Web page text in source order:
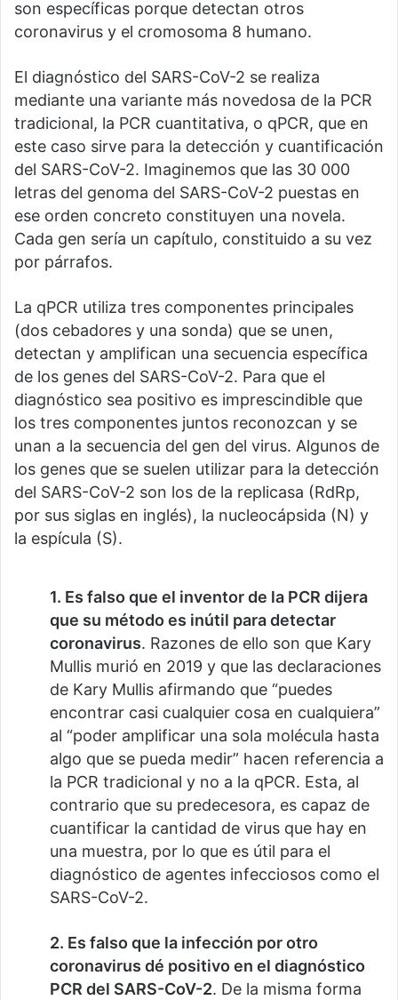
son específicas porque detectan otros
coronavirus y el cromosoma 8 humano.
El diagnóstico del SARS-CoV-2 se realiza
mediante una variante más novedosa de la PCR
tradicional, la PCR cuantitativa, o qPCR, que en
este caso sirve para la detección y cuantificación
del SARS-CoV-2. Imaginemos que las 30 000
letras del genoma del SARS-CoV-2 puestas en
ese orden concreto constituyen una novela.
Cada gen sería un capítulo, constituido a su vez
por párrafos.
La qPCR utiliza tres componentes principales
(dos cebadores y una sonda) que se unen,
detectan y amplifican una secuencia específica
de los genes del SARS-CoV-2. Para que el
diagnóstico sea positivo es imprescindible que
los tres componentes juntos reconozcan y se
unan a la secuencia del gen del virus. Algunos de
los genes que se suelen utilizar para la detección
del SARS-CoV-2 son los de la replicasa (RdRp,
por sus siglas en inglés), la nucleocápsida (N) y
la espícula (S).
1. Es falso que el inventor de la PCR dijera
que su método es inútil para detectar
coronavirus. Razones de ello son que Kary
Mullis murió en 2019 y que las declaraciones
de Kary Mullis afirmando que “puedes
encontrar casi cualquier cosa en cualquiera”
al “poder amplificar una sola molécula hasta
algo que se pueda medir” hacen referencia a
la PCR tradicional y no a la qPCR. Esta, al
contrario que su predecesora, es capaz de
cuantificar la cantidad de virus que hay en
una muestra, por lo que es útil para el
diagnóstico de agentes infecciosos como el
SARS-CoV-2.
2. Es falso que la infección por otro
coronavirus dé positivo en el diagnóstico
PCR del SARS-CoV-2. De la misma forma